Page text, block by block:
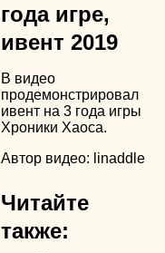
года игре,
ивент 2019
В видео
продемонстрировал
ивент на 3 года игры
Хроники Хаоса.
Автор видео: linaddle
Читайте
также: